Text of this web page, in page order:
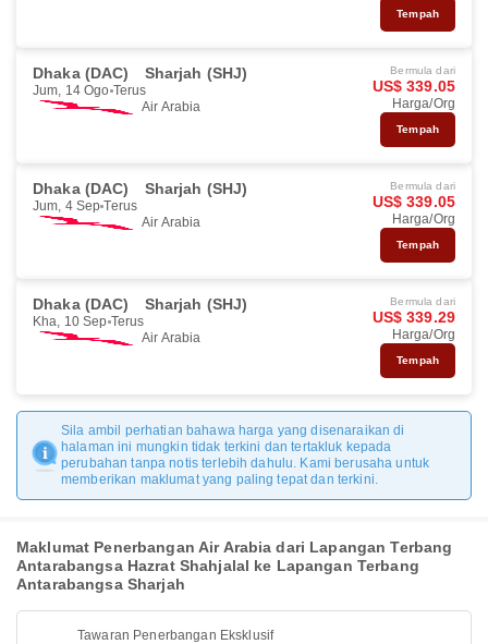
Tempah
Dhaka (DAC) Sharjah (SHJ)
Jum, 14 Ogo Terus
Air Arabia
Bermula dari
US$ 339.05
Harga/Org
Tempah
Dhaka (DAC) Sharjah (SHJ)
Jum, 4 Sep Terus
Air Arabia
Bermula dari
US$ 339.05
Harga/Org
Tempah
Dhaka (DAC) Sharjah (SHJ)
Kha, 10 Sep Terus
Air Arabia
Bermula dari
US$ 339.29
Harga/Org
Tempah
Sila ambil perhatian bahawa harga yang disenaraikan di
halaman ini mungkin tidak terkini dan tertakluk kepada
perubahan tanpa notis terlebih dahulu. Kami berusaha untuk
memberikan maklumat yang paling tepat dan terkini.
Maklumat Penerbangan Air Arabia dari Lapangan Terbang
Antarabangsa Hazrat Shahjalal ke Lapangan Terbang
Antarabangsa Sharjah
Tawaran Penerbangan Eksklusif